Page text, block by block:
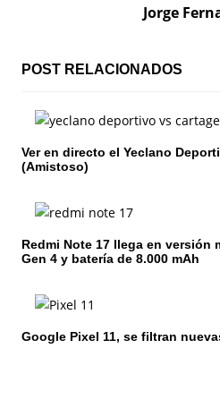
ó
n
d
e
e
n
a
Jorge
POST RELACIONADOS
Ver en directo el Yeclano
(Amistoso)
Redmi Note 17 llega en versión
Gen 4 y batería de 8.000 mAh
Google Pixel 11, se filtran